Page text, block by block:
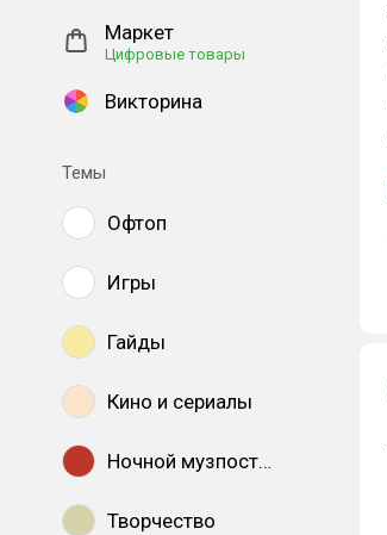
Маркет
Цифровые товары
Викторина
Темы
Офтоп
Игры
Гайды
Кино и сериалы
Ночной музпостинг
Творчество